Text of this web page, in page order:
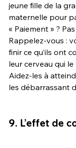
jeune fille de la
maternelle pour
« Paiement » ?
Rappelez-vous :
finir ce qu’ils ont
leur cerveau qui
Aidez-les à
les débarrassant
9. L’effet de